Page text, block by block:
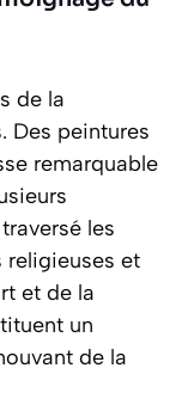
de la
Des peintures
remarquable
les
religieuses et
et de la
un
de la